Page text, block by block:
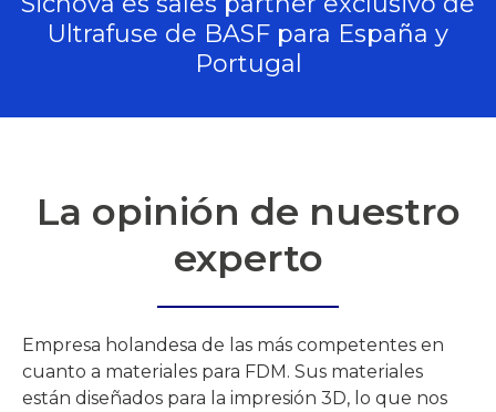
Ultrafuse de BASF para España y
Portugal
La opinión de nuestro
experto
Empresa holandesa de las más competentes en
cuanto a materiales para FDM. Sus materiales
están diseñados para la impresión 3D, lo que nos